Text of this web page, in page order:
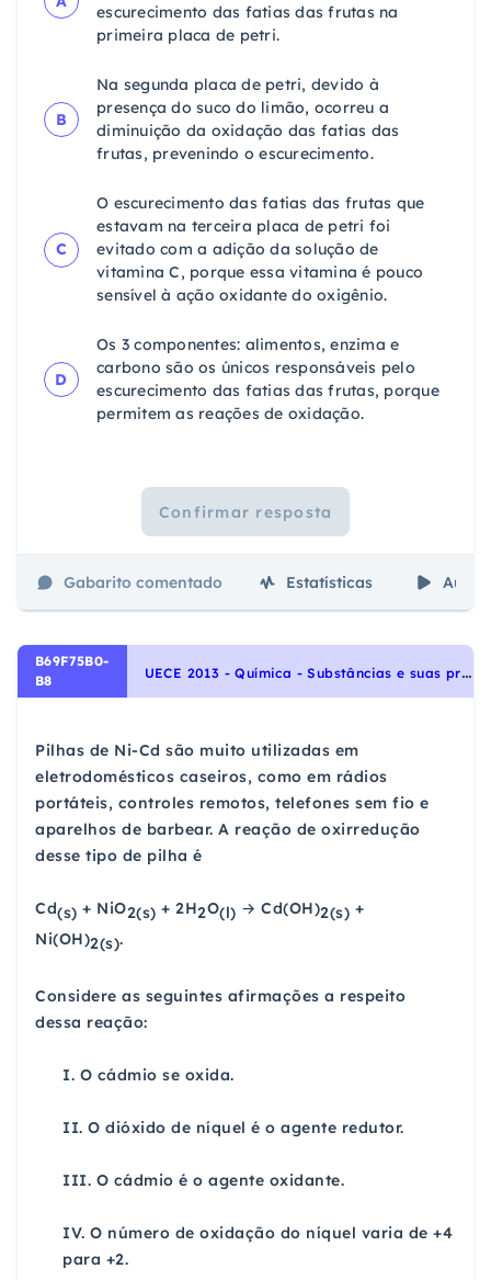
escurecimento das fatias das frutas na
primeira placa de petri.
B
Na segunda placa de petri, devido à
presença do suco do limão, ocorreu a
diminuição da oxidação das fatias das
frutas, prevenindo o escurecimento.
C
O escurecimento das fatias das frutas que
estavam na terceira placa de petri foi
evitado com a adição da solução de
vitamina C, porque essa vitamina é pouco
sensível à ação oxidante do oxigênio.
D
Os 3 componentes: alimentos, enzima e
carbono são os únicos responsáveis pelo
escurecimento das fatias das frutas, porque
permitem as reações de oxidação.
Confirmar resposta
Gabarito comentado Estatísticas Aulas
B69F75B0-
B8
U
ECE 2013 - Química - Substâncias e suas propriedades, Transformações Químicas e Energia, Interações Atômicas: Geometria Molecular, Polaridade da ligação e da Molécula, Forças Intermoleculares e Número de Oxidação., Eletroquímica: Oxirredução, Potenciais Padrão de Redução, Pilha, Eletrólise e Leis de Faraday.
Pilhas de Ni-Cd são muito utilizadas em
eletrodomésticos caseiros, como em rádios
portáteis, controles remotos, telefones sem fio e
aparelhos de barbear. A reação de oxirredução
desse tipo de pilha é
Cd(s) + NiO2(s) + 2H2O(l) → Cd(OH)2(s) +
Ni(OH)2(s).
Considere as seguintes afirmações a respeito
dessa reação:
I. O cádmio se oxida.
II. O dióxido de níquel é o agente redutor.
III. O cádmio é o agente oxidante.
IV. O número de oxidação do níquel varia de +4
para +2.